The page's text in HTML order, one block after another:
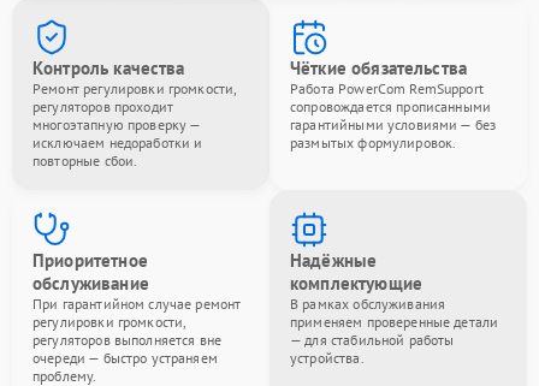
Контроль качества
Ремонт регулировки громкости,
регуляторов проходит
многоэтапную проверку —
исключаем недоработки и
повторные сбои.
Чёткие обязательства
Работа PowerCom RemSupport
сопровождается прописанными
гарантийными условиями — без
размытых формулировок.
Приоритетное
обслуживание
При гарантийном случае ремонт
регулировки громкости,
регуляторов выполняется вне
очереди — быстро устраняем
проблему.
Надёжные
комплектующие
В рамках обслуживания
применяем проверенные детали
— для стабильной работы
устройства.